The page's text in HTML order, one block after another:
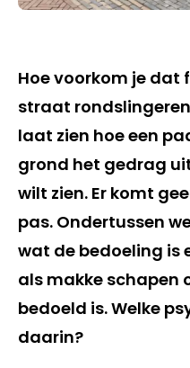
Hoe voorkom je dat
straat
laat zien hoe een
grond het gedrag
wilt zien. Er komt
pas. Ondertussen
wat de bedoeling is
als makke schapen
bedoeld is. Welke
daarin?